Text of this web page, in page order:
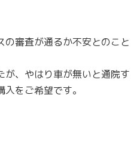
審査が通るか不安とのこと
が、やはり車が無いと通院す
をご希望です。